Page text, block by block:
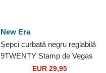
New Era
Șepci curbată negru reglabilă
9TWENTY Stamp de Vegas
Golden Knights NHL de New
EUR 29,95